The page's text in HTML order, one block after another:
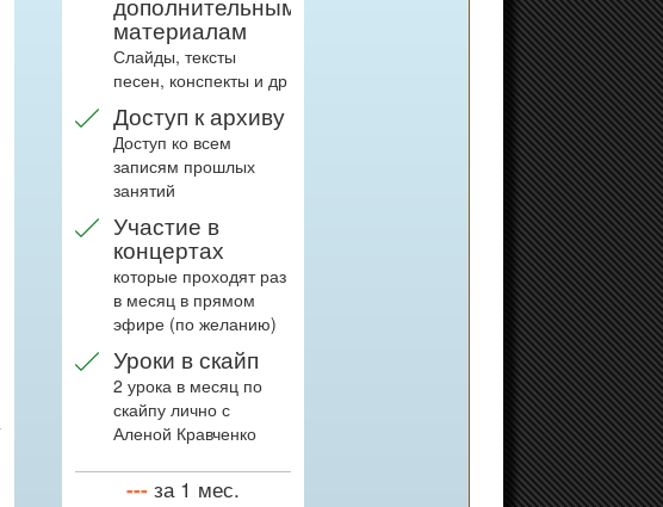
материалам
Слайды, тексты
песен, конспекты и др
Доступ к архиву
Доступ ко всем
записям прошлых
занятий
Участие в
концертах
которые проходят раз
в месяц в прямом
эфире (по желанию)
Уроки в скайп
2 урока в месяц по
скайпу лично с
Аленой Кравченко
--- за 1 мес.